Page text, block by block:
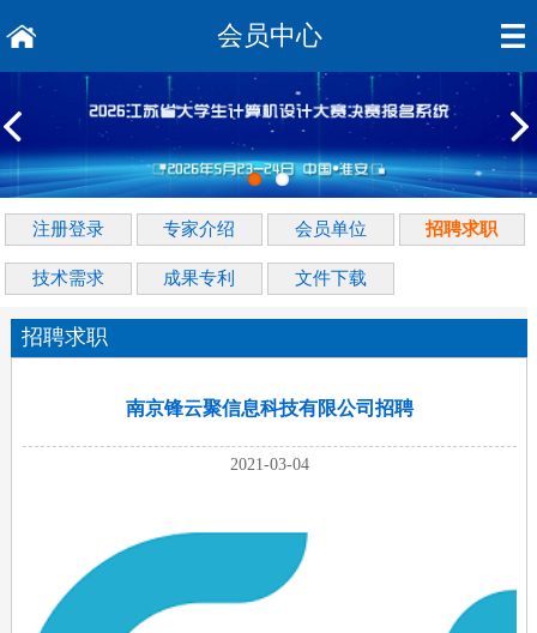
会员中心
注册登录 专家介绍 会员单位 招聘求职
技术需求 成果专利 文件下载
招聘求职
南京锋云聚信息科技有限公司招聘
2021-03-04